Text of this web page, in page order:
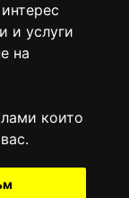
и услуги
на
които
.
в националния
национална